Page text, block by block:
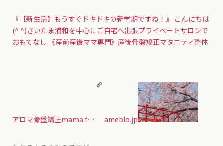
『【新生活】もうすぐドキドキの新学期ですね！』
こんにちは
(^ ^)さいたま浦和を中心にご自宅へ出張プライベートサロンで
おもてなし 《産前産後ママ専門》産後骨盤矯正マタニティ整体
アロマ骨盤矯正mama f… ameblo.jp